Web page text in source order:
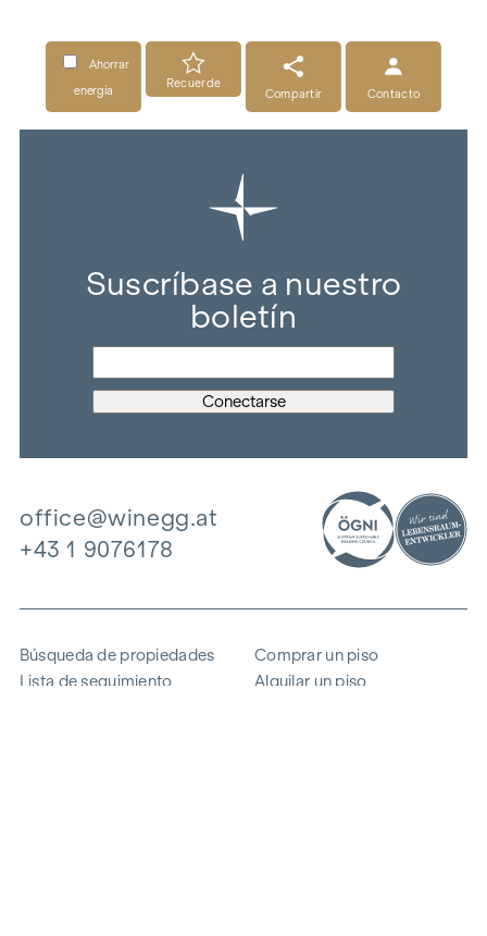
Ahorrar
energía
Recuerde
Compartir
Contacto
Suscríbase a nuestro
boletín
office@winegg.at
+43 1 9076178
Búsqueda de propiedades
Lista de seguimiento
Comprar un piso
Alquilar un piso